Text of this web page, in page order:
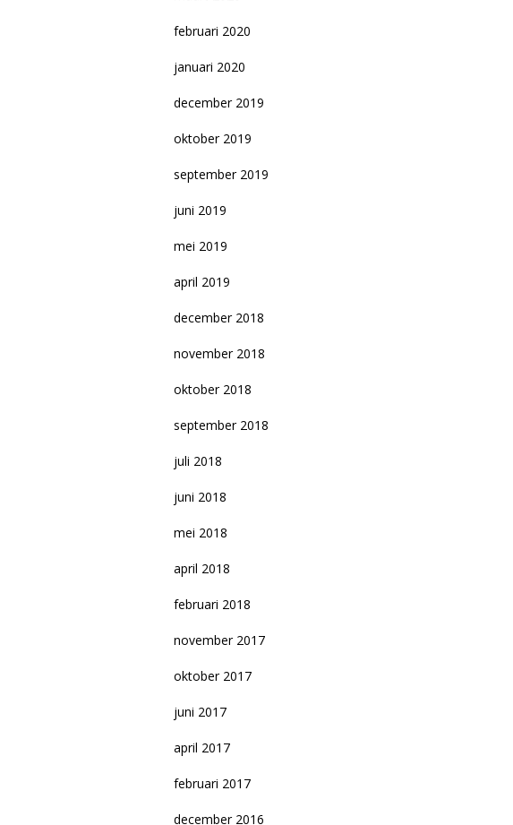
februari 2020
januari 2020
december 2019
oktober 2019
september 2019
juni 2019
mei 2019
april 2019
december 2018
november 2018
oktober 2018
september 2018
juli 2018
juni 2018
mei 2018
april 2018
februari 2018
november 2017
oktober 2017
juni 2017
april 2017
februari 2017
december 2016